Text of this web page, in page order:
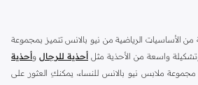
الأساسيات الرياضية من نيو بالانس تتميز بمجموعة
واسعة من الأحذية مثل أحذية للرجال وأحذية
ملابس نيو بالانس للنساء، يمكنكِ العثور على